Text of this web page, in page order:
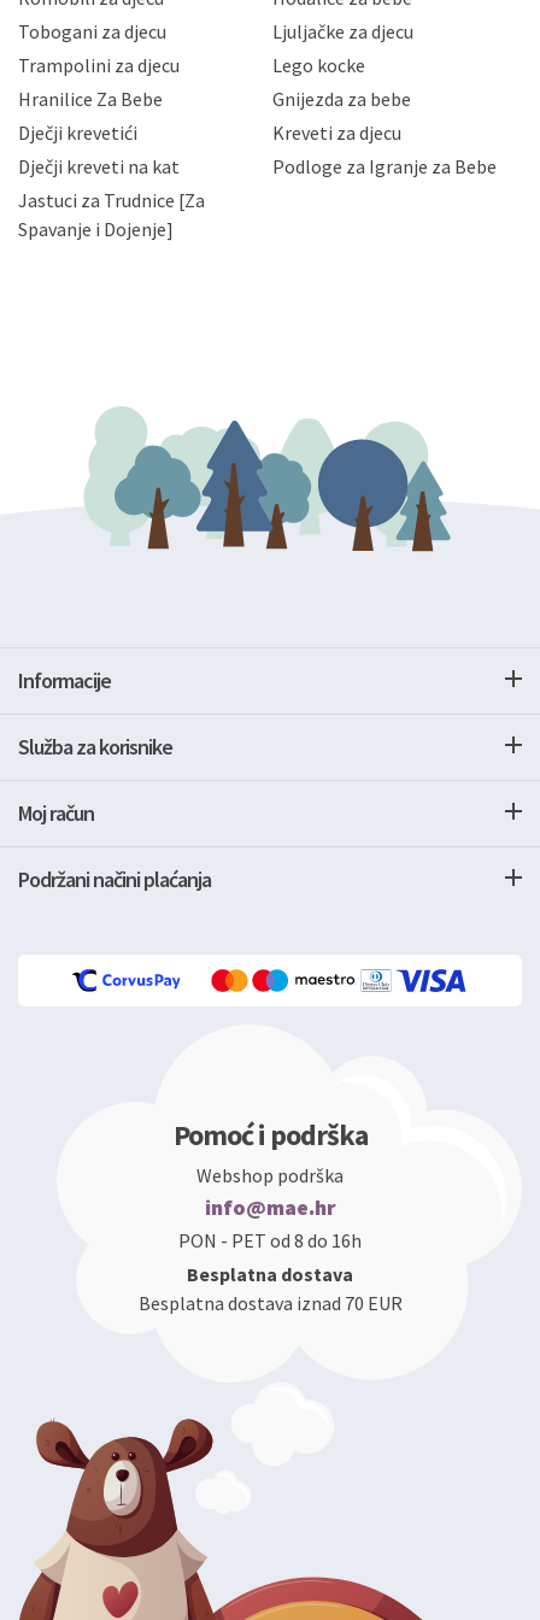
Vaših osobnih podataka te omogućava pristup i
priopćavanje osobnih podataka samo onim svojim
zaposlenicima kojima su isti potrebni radi provedbe
slučajevima koji su dozvoljeni zakonima. Napominjemo
da možete u svako doba, u potpunosti ili djelomice,
zatražiti prestanak aktivnosti obrade Vaših osobnih
podataka. Opoziv privole možete podnijeti poštom na
gore navedenu adresu ili e-mailom na adresu:
Tobogani za djecu
Ljuljačke za djecu
Trampolini za djecu
Lego kocke
Hranilice Za Bebe
Gnijezda za bebe
Dječji krevetići
Kreveti za djecu
Dječji kreveti na kat
Podloge za Igranje za Bebe
Jastuci za Trudnice [Za
Spavanje i Dojenje]
Informacije
Služba za korisnike
Moj račun
Podržani načini plaćanja
Pomoć i podrška
Webshop podrška
info@mae.hr
PON - PET od 8 do 16h
Besplatna dostava
Besplatna dostava iznad 70 EUR